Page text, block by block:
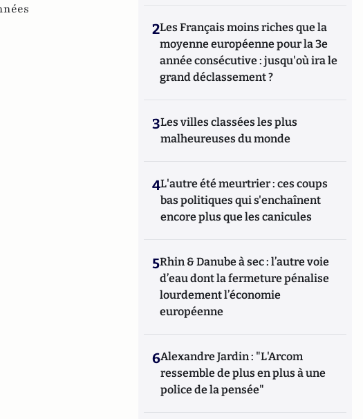
2Les Français moins riches que la
moyenne européenne pour la 3e
année consécutive : jusqu'où ira le
grand déclassement ?
3Les villes classées les plus
malheureuses du monde
4L'autre été meurtrier : ces coups
bas politiques qui s'enchaînent
encore plus que les canicules
5Rhin & Danube à sec : l’autre voie
d’eau dont la fermeture pénalise
lourdement l’économie
européenne
6Alexandre Jardin : "L'Arcom
ressemble de plus en plus à une
police de la pensée"